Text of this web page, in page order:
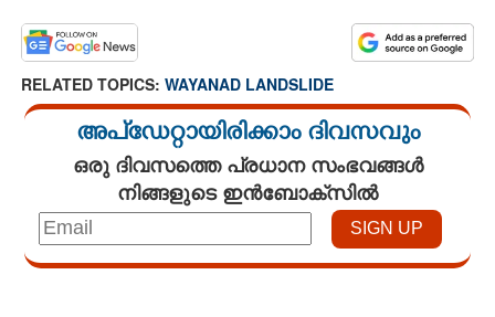
RELATED TOPICS: WAYANAD LANDSLIDE
അപ്ഡേറ്റായിരിക്കാം ദിവസവും
ഒരു ദിവസത്തെ പ്രധാന സംഭവങ്ങൾ
നിങ്ങളുടെ ഇൻബോക്സിൽ